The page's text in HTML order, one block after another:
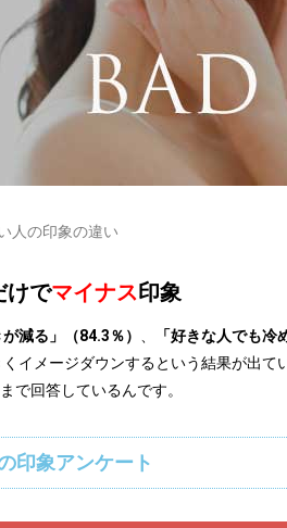
人の印象の違い
けでマイナス印象
が減る」（84.3％）
「好きな人でも冷
イメージダウンするという結果が出て
まで回答しているんです。
印象アンケート